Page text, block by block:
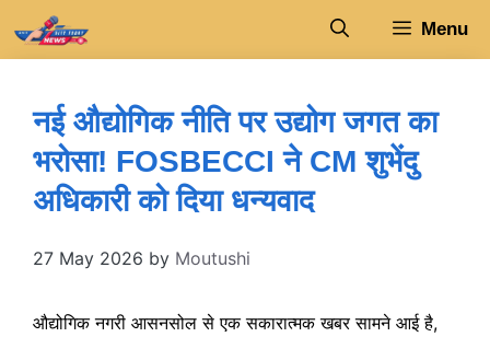
Menu
नई औद्योगिक नीति पर उद्योग जगत का
भरोसा! FOSBECCI ने CM शुभेंदु
अधिकारी को दिया धन्यवाद
27 May 2026 by Moutushi
औद्योगिक नगरी आसनसोल से एक सकारात्मक खबर सामने आई है,